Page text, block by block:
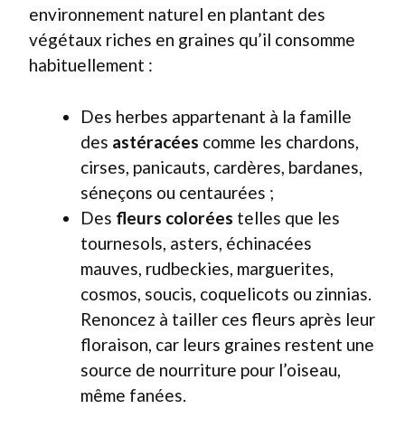
environnement naturel en plantant des
végétaux riches en graines qu’il consomme
habituellement :
Des herbes appartenant à la famille
des astéracées comme les chardons,
cirses, panicauts, cardères, bardanes,
séneçons ou centaurées ;
Des fleurs colorées telles que les
tournesols, asters, échinacées
mauves, rudbeckies, marguerites,
cosmos, soucis, coquelicots ou zinnias.
Renoncez à tailler ces fleurs après leur
floraison, car leurs graines restent une
source de nourriture pour l’oiseau,
même fanées.